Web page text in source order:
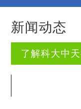
新闻动态
了解科大中